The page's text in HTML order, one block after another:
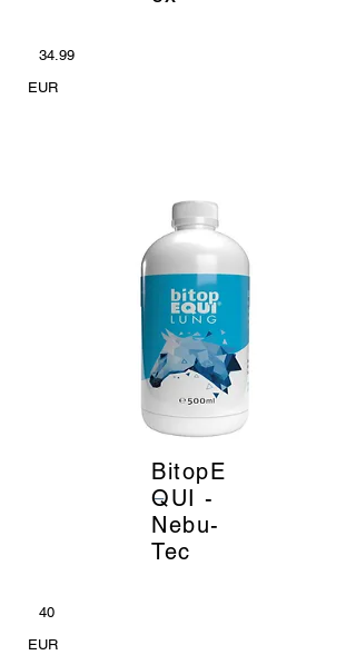
34.99
EUR
BitopE
QUI -
Nebu-
Tec
_
40
EUR